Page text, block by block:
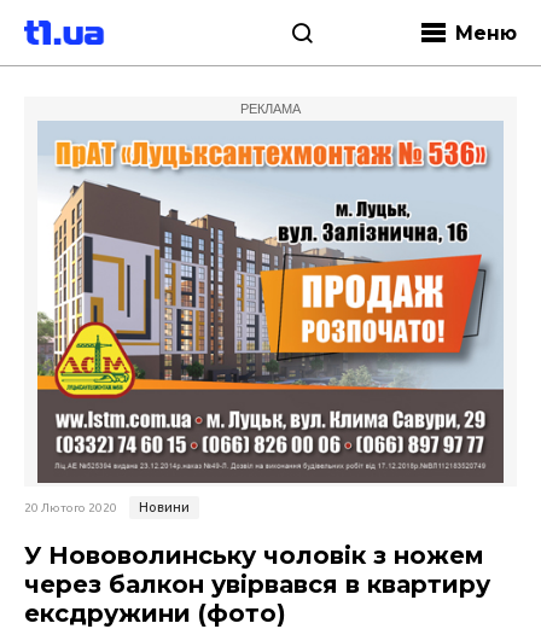
Меню
РЕКЛАМА
20 Лютого 2020 Новини
У Нововолинську чоловік з ножем
через балкон увірвався в квартиру
ексдружини (фото)